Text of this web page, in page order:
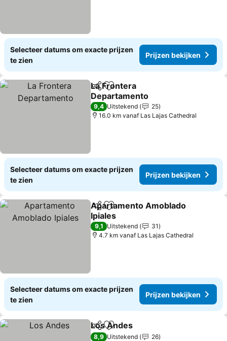
Selecteer datums om exacte prijzen
te zien
Prijzen bekijken
DelenToevoegen aan favorieten
La Frontera
Departamento
9,4 Uitstekend
25
16.0 km vanaf Las Lajas Cathedral
Selecteer datums om exacte prijzen
te zien
Prijzen bekijken
DelenToevoegen aan favorieten
Apartamento Amoblado
Ipiales
9,1 Uitstekend
31
4.7 km vanaf Las Lajas Cathedral
Selecteer datums om exacte prijzen
te zien
Prijzen bekijken
DelenToevoegen aan favorieten
Los Andes
8,9 Uitstekend
26